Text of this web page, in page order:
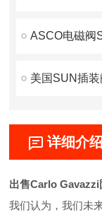
ASCO电磁阀
美国SUN插
详细介
出售Carlo Gavazzi
我们认为，我们未